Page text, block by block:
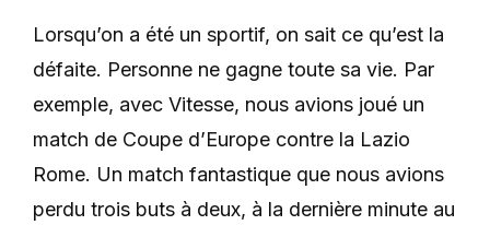
Lorsqu’on a été un sportif, on sait ce qu’est la
défaite. Personne ne gagne toute sa vie. Par
exemple, avec Vitesse, nous avions joué un
match de Coupe d’Europe contre la Lazio
Rome. Un match fantastique que nous avions
perdu trois buts à deux, à la dernière minute au